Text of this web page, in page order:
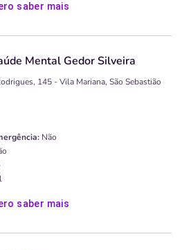
saber mais
Mental Gedor Silveira
145 - Vila Mariana, São Sebastião
Não
saber mais